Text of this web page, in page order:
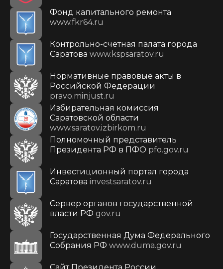
Фонд капитального ремонта
www.fkr64.ru
Контрольно-счетная палата города
Саратова www.kspsaratov.ru
Нормативные правовые акты в
Российской Федерации
pravo.minjust.ru
Избирательная комиссия
Саратовской области
www.saratov.izbirkom.ru
Полномочный представитель
Президента РФ в ПФО pfo.gov.ru
Инвестиционный портал города
Саратова investsaratov.ru
Сервер органов государственной
власти РФ gov.ru
Государственная Дума Федерального
Собрания РФ www.duma.gov.ru